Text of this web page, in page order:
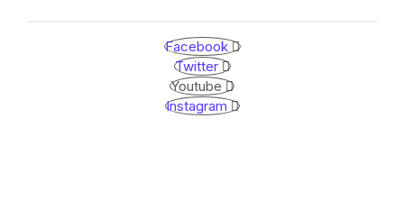
Facebook
Twitter
Youtube
Instagram